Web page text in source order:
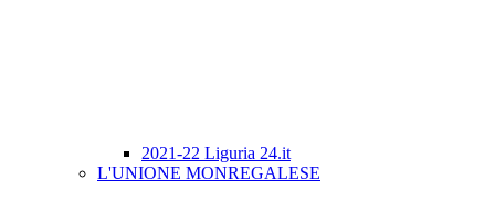
2021-22 Liguria 24.it
L'UNIONE MONREGALESE